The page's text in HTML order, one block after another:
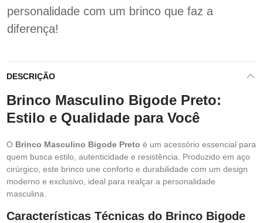
personalidade com um brinco que faz a
diferença!
DESCRIÇÃO
Brinco Masculino Bigode Preto:
Estilo e Qualidade para Você
O Brinco Masculino Bigode Preto é um acessório essencial para
quem busca estilo, autenticidade e resistência. Produzido em aço
cirúrgico, este brinco une conforto e durabilidade com um design
moderno e exclusivo, ideal para realçar a personalidade
masculina.
Características Técnicas do Brinco Bigode